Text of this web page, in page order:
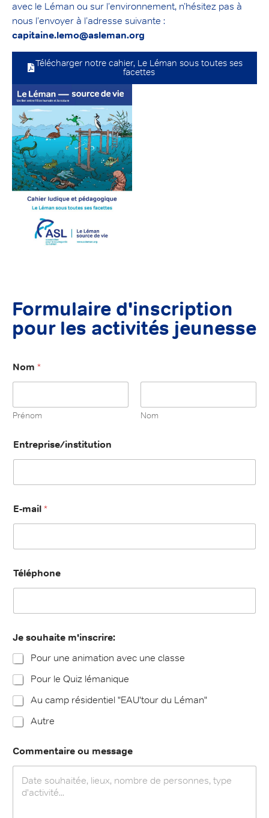
avec le Léman ou sur l’environnement, n’hésitez pas à
nous l’envoyer à l’adresse suivante :
capitaine.lemo@asleman.org
Télécharger notre cahier, Le Léman sous toutes ses
facettes
Formulaire d'inscription
pour les activités jeunesse
Nom *
Prénom Nom
Entreprise/institution
E-mail *
Téléphone
Je souhaite m'inscrire:
Pour une animation avec une classe
Pour le Quiz lémanique
Au camp résidentiel "EAU'tour du Léman"
Autre
Commentaire ou message